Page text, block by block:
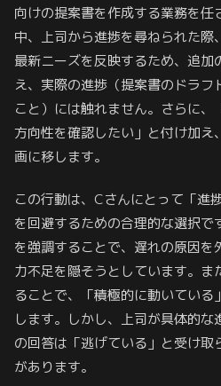
向けの提案書を作成する業務を任
中、上司から進捗を尋ねられた際
最新ニーズを反映するため、追
え、実際の進捗（提案書のドラフ
こと）には触れません。さらに、
方向性を確認したい」と付け加え
画に移します。
この行動は、Cさんにとって「進
を回避するための合理的な選択
を強調することで、遅れの原因
力不足を隠そうとしています。ま
ることで、「積極的に動いている
します。しかし、上司が具体的な
の回答は「逃げている」と受け取
があります。